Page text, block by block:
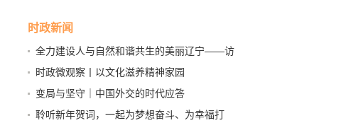
时政新闻
全力建设人与自然和谐共生的美丽辽宁——访
省生态环境厅党组书记、厅长孙鹏轩
时政微观察丨以文化滋养精神家园
变局与坚守｜中国外交的时代应答
聆听新年贺词，一起为梦想奋斗、为幸福打